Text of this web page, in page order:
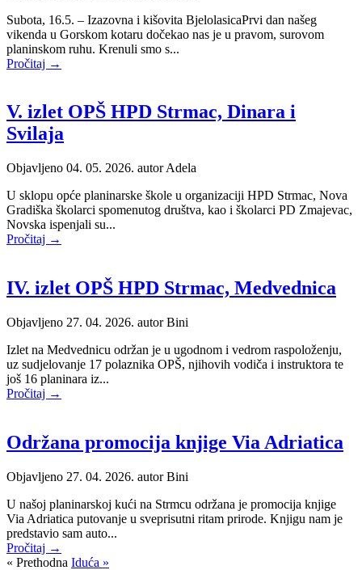
Subota, 16.5. – Izazovna i kišovita BjelolasicaPrvi dan našeg
vikenda u Gorskom kotaru dočekao nas je u pravom, surovom
planinskom ruhu. Krenuli smo s...
Pročitaj →
V. izlet OPŠ HPD Strmac, Dinara i
Svilaja
Objavljeno 04. 05. 2026. autorAdela
U sklopu opće planinarske škole u organizaciji HPD Strmac, Nova
Gradiška školarci spomenutog društva, kao i školarci PD Zmajevac,
Novska ispenjali su...
Pročitaj →
IV. izlet OPŠ HPD Strmac, Medvednica
Objavljeno 27. 04. 2026. autorBini
Izlet na Medvednicu održan je u ugodnom i vedrom raspoloženju,
uz sudjelovanje 17 polaznika OPŠ, njihovih vodiča i instruktora te
još 16 planinara iz...
Pročitaj →
Održana promocija knjige Via Adriatica
Objavljeno 27. 04. 2026. autorBini
U našoj planinarskoj kući na Strmcu održana je promocija knjige
Via Adriatica putovanje u sveprisutni ritam prirode. Knjigu nam je
predstavio sam auto...
Pročitaj →
« Prethodna Iduća »